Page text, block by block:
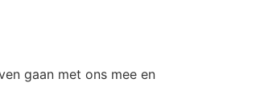
gaan met ons mee en